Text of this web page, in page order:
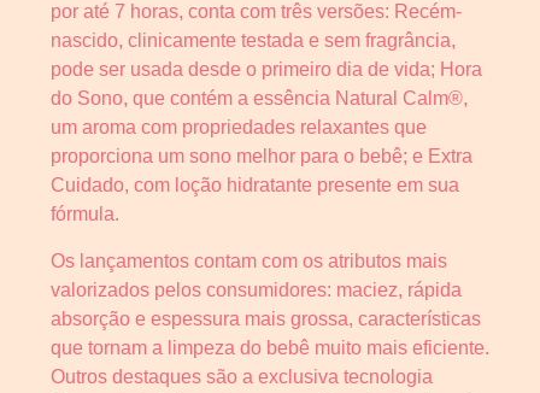
por até 7 horas, conta com três versões: Recém-
nascido, clinicamente testada e sem fragrância,
pode ser usada desde o primeiro dia de vida; Hora
do Sono, que contém a essência Natural Calm®,
um aroma com propriedades relaxantes que
proporciona um sono melhor para o bebê; e Extra
Cuidado, com loção hidratante presente em sua
fórmula.
Os lançamentos contam com os atributos mais
valorizados pelos consumidores: maciez, rápida
absorção e espessura mais grossa, características
que tornam a limpeza do bebê muito mais eficiente.
Outros destaques são a exclusiva tecnologia